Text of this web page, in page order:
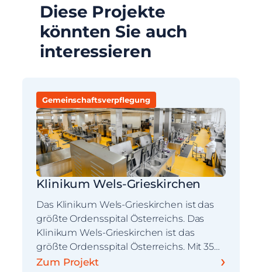
Diese Projekte
könnten Sie auch
interessieren
Gemeinschaftsverpflegung
Klinikum Wels-Grieskirchen
Das Klinikum Wels-Grieskirchen ist das
größte Ordensspital Österreichs. Das
Klinikum Wels-Grieskirchen ist das
größte Ordensspital Österreichs. Mit 35…
Zum Projekt ›